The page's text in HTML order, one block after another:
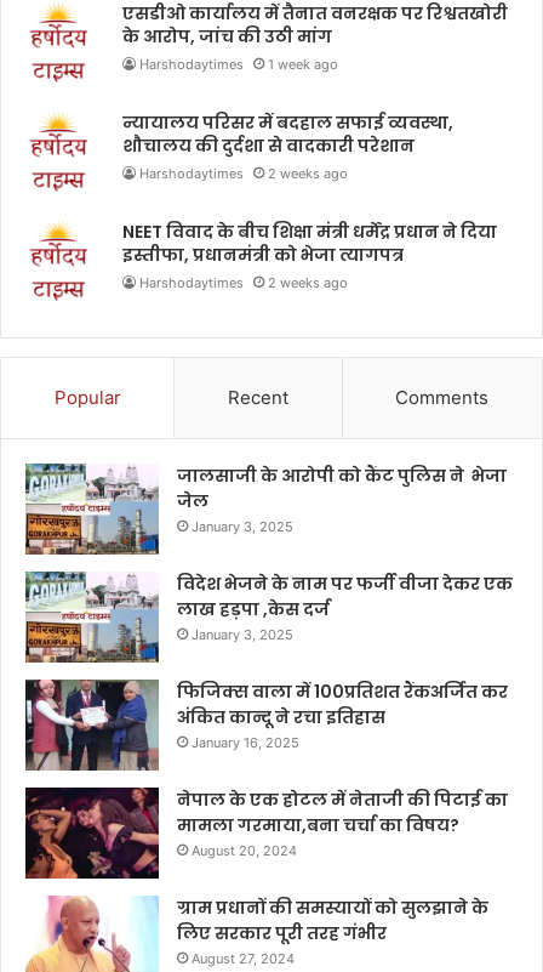
एसडीओ कार्यालय में तैनात वनरक्षक पर रिश्वतखोरी
के आरोप, जांच की उठी मांग
Harshodaytimes 1 week ago
न्यायालय परिसर में बदहाल सफाई व्यवस्था,
शौचालय की दुर्दशा से वादकारी परेशान
Harshodaytimes 2 weeks ago
NEET विवाद के बीच शिक्षा मंत्री धर्मेंद्र प्रधान ने दिया
इस्तीफा, प्रधानमंत्री को भेजा त्यागपत्र
Harshodaytimes 2 weeks ago
Popular Recent Comments
जालसाजी के आरोपी को कैंट पुलिस ने भेजा
जेल
January 3, 2025
विदेश भेजने के नाम पर फर्जी वीजा देकर एक
लाख हड़पा ,केस दर्ज
January 3, 2025
फिजिक्स वाला में 100प्रतिशत रैंकअर्जित कर
अंकित कान्दू ने रचा इतिहास
January 16, 2025
नेपाल के एक होटल में नेताजी की पिटाई का
मामला गरमाया,बना चर्चा का विषय?
August 20, 2024
ग्राम प्रधानों की समस्यायों को सुलझाने के
लिए सरकार पूरी तरह गंभीर
August 27, 2024